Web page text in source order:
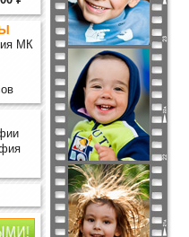
МК